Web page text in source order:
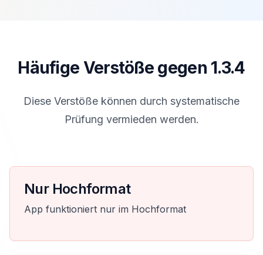
Häufige Verstöße gegen 1.3.4
Diese Verstöße können durch systematische
Prüfung vermieden werden.
Nur Hochformat
App funktioniert nur im Hochformat